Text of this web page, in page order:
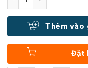
Thêm vào
Đặt